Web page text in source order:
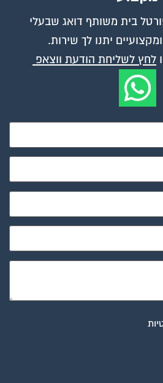
בית משותף דואג שבעלי
יתנו לך שירות.
לחץ לשליחת הודעת ווצאפ